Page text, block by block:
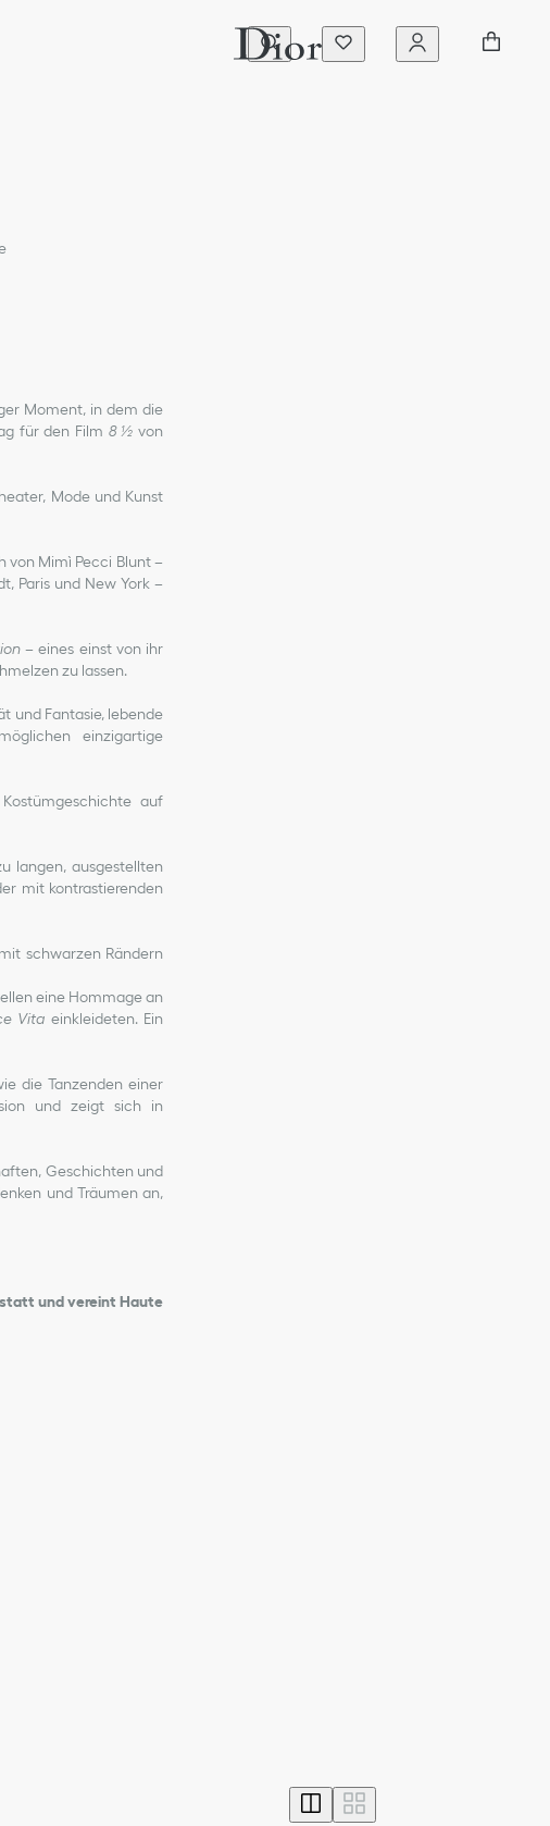
Moment, in dem die
für den Film 8 ½ von
Mode und Kunst
von Mimì Pecci Blunt –
Paris und New York –
– eines einst von ihr
zu lassen.
und Fantasie, lebende
einzigartige
auf
langen, ausgestellten
mit kontrastierenden
schwarzen Rändern
eine Hommage an
Vita einkleideten. Ein
die Tanzenden einer
und zeigt sich in
Geschichten und
und Träumen an,
statt und vereint Haute